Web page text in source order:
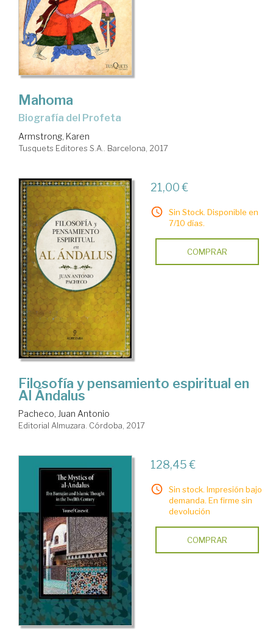
Mahoma
biografía del Profeta
Armstrong, Karen
Tusquets Editores S.A.. Barcelona, 2017
21,00 €
Sin Stock. Disponible en
7/10 días.
COMPRAR
Filosofía y pensamiento espiritual en
Al Ándalus
Pacheco, Juan Antonio
Editorial Almuzara. Córdoba, 2017
128,45 €
Sin stock. Impresión bajo
demanda. En firme sin
devolución
COMPRAR